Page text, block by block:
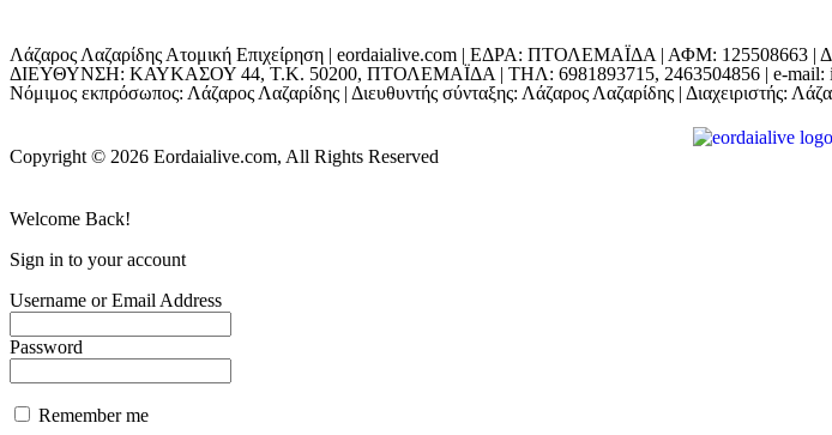
Λάζαρος Λαζαρίδης Ατομική Επιχείρηση | eordaialive.com | ΕΔΡΑ: ΠΤΟΛΕΜΑΪΔΑ | ΑΦΜ:
ΔΙΕΥΘΥΝΣΗ: ΚΑΥΚΑΣΟΥ 44, Τ.Κ. 50200, ΠΤΟΛΕΜΑΪΔΑ | ΤΗΛ: 6981893715, 2463504856 | e-mail:
Νόμιμος εκπρόσωπος: Λάζαρος Λαζαρίδης | Διευθυντής σύνταξης: Λάζαρος Λαζαρίδης | Διαχειριστής:
Copyright © 2026 Eordaialive.com, All Rights Reserved
Welcome Back!
Sign in to your account
Username or Email Address
Password
Remember me